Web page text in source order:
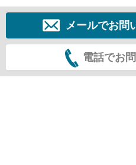
メールでお問
電話でお